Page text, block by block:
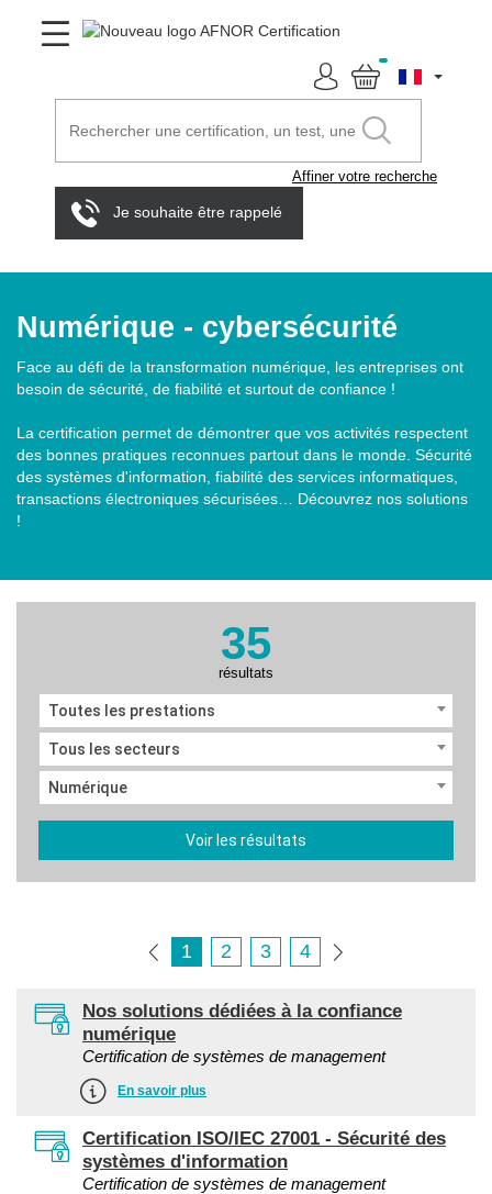
Affiner votre recherche
Je souhaite être rappelé
Numérique - cybersécurité
Face au défi de la transformation numérique, les entreprises ont
besoin de sécurité, de fiabilité et surtout de confiance !
La certification permet de démontrer que vos activités respectent
des bonnes pratiques reconnues partout dans le monde. Sécurité
des systèmes d'information, fiabilité des services informatiques,
transactions électroniques sécurisées… Découvrez nos solutions
!
35
résultats
Toutes les prestations
Tous les secteurs
Numérique
Voir les résultats
1 2 3 4
Nos solutions dédiées à la confiance
numérique
Certification de systèmes de management
En savoir plus
Certification ISO/IEC 27001 - Sécurité des
systèmes d'information
Certification de systèmes de management